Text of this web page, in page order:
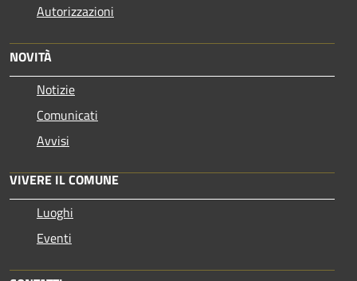
Autorizzazioni
NOVITÀ
Notizie
Comunicati
Avvisi
VIVERE IL COMUNE
Luoghi
Eventi